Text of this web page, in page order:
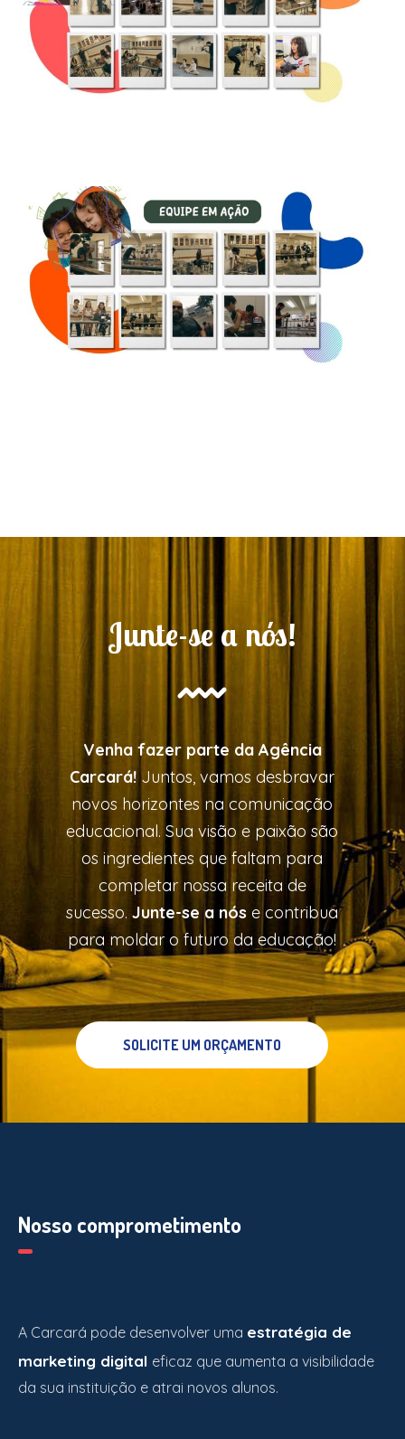
Junte-se a nós!
Venha fazer parte da Agência
Carcará! Juntos, vamos desbravar
novos horizontes na comunicação
educacional. Sua visão e paixão são
os ingredientes que faltam para
completar nossa receita de
sucesso.Junte-se a nós e contribua
para moldar o futuro da educação!
SOLICITE UM ORÇAMENTO
Nosso comprometimento
A Carcará pode desenvolver uma estratégia de
marketing digital eficaz que aumenta a visibilidade
da sua instituição e atrai novos alunos.